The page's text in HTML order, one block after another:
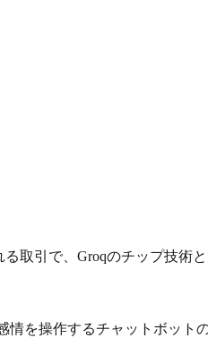
取引で、Groqのチップ技術
を操作するチャットボッ